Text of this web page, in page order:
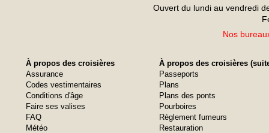
Ouvert du lundi au vendredi
Nos
À propos des croisières
Assurance
Codes vestimentaires
Conditions d'âge
Faire ses valises
FAQ
Météo
À propos des croisières
Passeports
Plans
Plans des ponts
Pourboires
Règlement fumeurs
Restauration